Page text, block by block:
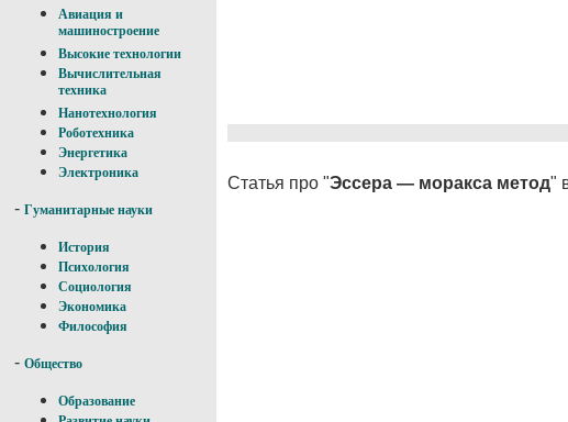
Авиация и
машиностроение
Высокие технологии
Вычислительная
техника
Нанотехнология
Роботехника
Энергетика
Электроника
- Гуманитарные науки
История
Психология
Социология
Экономика
Философия
- Общество
Образование
Статья про "Эссера — моракса метод"